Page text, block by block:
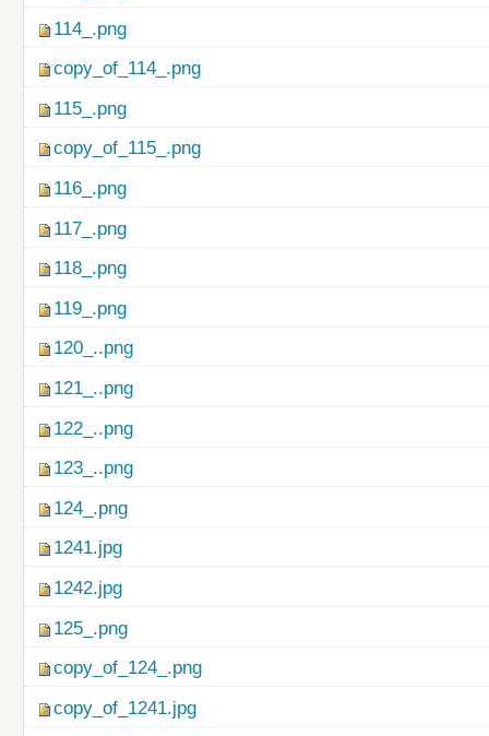
114_.png
copy_of_114_.png
115_.png
copy_of_115_.png
116_.png
117_.png
118_.png
119_.png
120_..png
121_..png
122_..png
123_..png
124_.png
1241.jpg
1242.jpg
125_.png
copy_of_124_.png
copy_of_1241.jpg